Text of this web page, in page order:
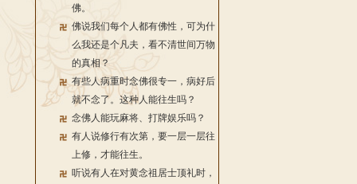
佛。
佛说我们每个人都有佛性，可为什
么我还是个凡夫，看不清世间万物
的真相？
有些人病重时念佛很专一，病好后
就不念了。这种人能往生吗？
念佛人能玩麻将、打牌娱乐吗？
有人说修行有次第，要一层一层往
上修，才能往生。
听说有人在对黄念祖居士顶礼时，